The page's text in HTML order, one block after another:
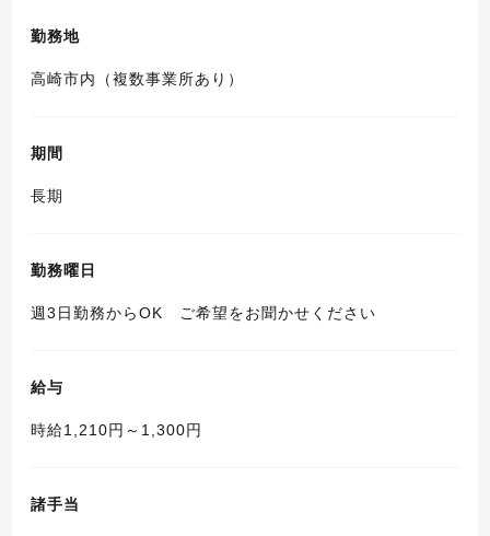
勤務地
高崎市内（複数事業所あり）
期間
長期
勤務曜日
週3日勤務からOK ご希望をお聞かせください
給与
時給1,210円～1,300円
諸手当